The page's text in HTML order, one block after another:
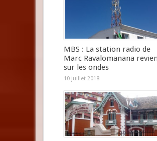
MBS : La station radio de
Marc Ravalomanana
sur les ondes
10 juillet 2018